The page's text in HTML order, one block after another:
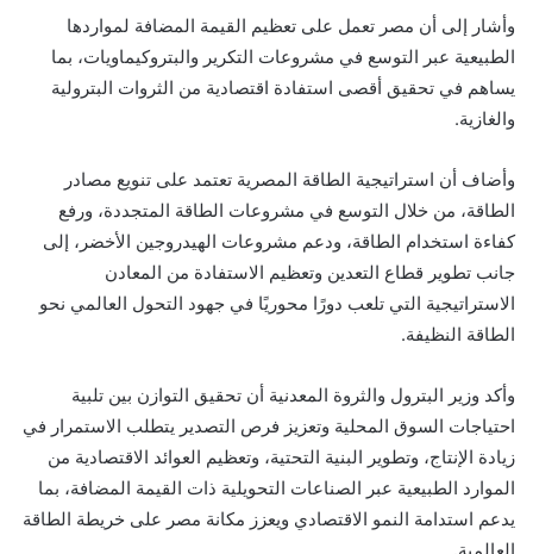
وأشار إلى أن مصر تعمل على تعظيم القيمة المضافة لمواردها
الطبيعية عبر التوسع في مشروعات التكرير والبتروكيماويات، بما
يساهم في تحقيق أقصى استفادة اقتصادية من الثروات البترولية
والغازية.
وأضاف أن استراتيجية الطاقة المصرية تعتمد على تنويع مصادر
الطاقة، من خلال التوسع في مشروعات الطاقة المتجددة، ورفع
كفاءة استخدام الطاقة، ودعم مشروعات الهيدروجين الأخضر، إلى
جانب تطوير قطاع التعدين وتعظيم الاستفادة من المعادن
الاستراتيجية التي تلعب دورًا محوريًا في جهود التحول العالمي نحو
الطاقة النظيفة.
وأكد وزير البترول والثروة المعدنية أن تحقيق التوازن بين تلبية
احتياجات السوق المحلية وتعزيز فرص التصدير يتطلب الاستمرار في
زيادة الإنتاج، وتطوير البنية التحتية، وتعظيم العوائد الاقتصادية من
الموارد الطبيعية عبر الصناعات التحويلية ذات القيمة المضافة، بما
يدعم استدامة النمو الاقتصادي ويعزز مكانة مصر على خريطة الطاقة
العالمية.